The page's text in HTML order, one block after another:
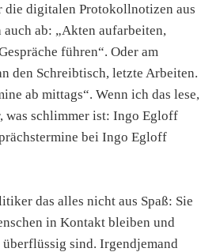
die digitalen Protokollnotizen aus
ab: „Akten aufarbeiten,
führen“. Oder am
den Schreibtisch, letzte Arbeiten.
ab mittags“. Wenn ich das lese,
was schlimmer ist: Ingo Egloff
bei Ingo Egloff
das alles nicht aus Spaß: Sie
in Kontakt bleiben und
überflüssig sind. Irgendjemand